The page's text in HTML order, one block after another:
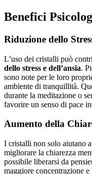
Benefici
Riduzione dello
L’uso dei cristalli può
dello stress e dell’ansia.
sono note per le loro
ambiente di tranquillità.
durante la meditazione o
favorire un senso di pace
Aumento della
I cristalli non solo aiutano
migliorare la chiarezza
possibile liberarsi da
maggiore concentrazione